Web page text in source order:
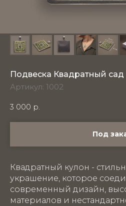
Подвеска Квадратный сад
Артикул: 1002
3 000 р.
Под
Квадратный кулон -
украшение, которое
современный дизайн,
материалов и